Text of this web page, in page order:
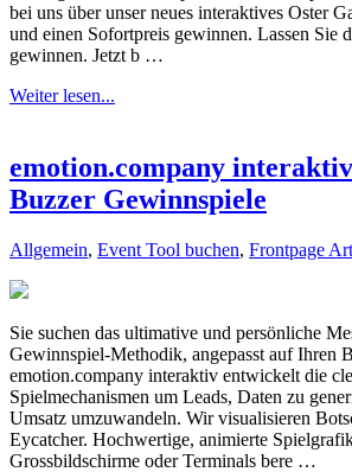
bei uns über unser neues interaktives Oster
und einen Sofortpreis gewinnen. Lassen Sie
gewinnen. Jetzt b …
Weiter lesen...
emotion.company
Buzzer Gewinnspiele
Allgemein, Event Tool buchen, Frontpage
Sie suchen das ultimative und persönliche
Gewinnspiel-Methodik, angepasst auf Ihren
emotion.company interaktiv entwickelt die
Spielmechanismen um Leads, Daten zu
Umsatz umzuwandeln. Wir visualisieren
Eycatcher. Hochwertige, animierte
Grossbildschirme oder Terminals bere …